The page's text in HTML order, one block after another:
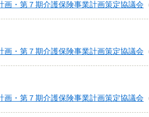
画・第７期介護保険事業計画策定協議会
画・第７期介護保険事業計画策定協議会
画・第７期介護保険事業計画策定協議会